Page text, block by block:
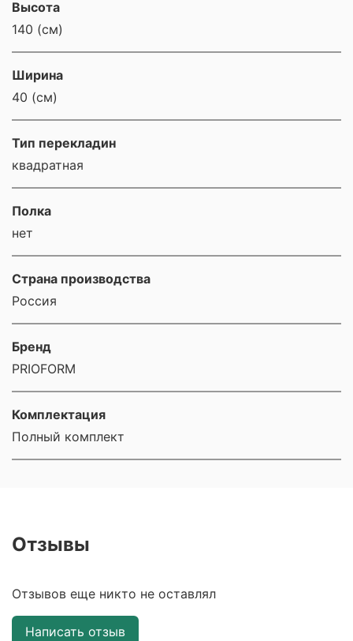
Высота
140 (см)
Ширина
40 (см)
Тип перекладин
квадратная
Полка
нет
Страна производства
Россия
Бренд
PRIOFORM
Комплектация
Полный комплект
Отзывы
Отзывов еще никто не оставлял
Написать отзыв